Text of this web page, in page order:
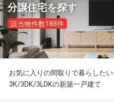
分譲住宅を探す
該当物件数188件
お気に入りの間取りで暮らしたい
3K/3DK/3LDKの新築一戸建て